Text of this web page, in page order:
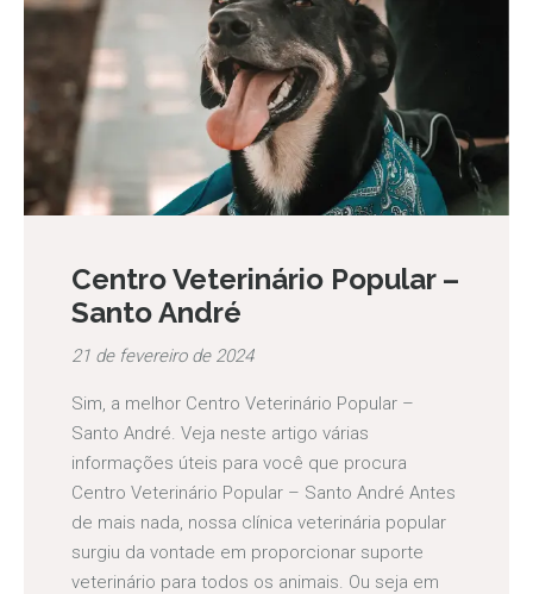
Centro Veterinário Popular –
Santo André
21 de fevereiro de 2024
Sim, a melhor Centro Veterinário Popular –
Santo André. Veja neste artigo várias
informações úteis para você que procura
Centro Veterinário Popular – Santo André Antes
de mais nada, nossa clínica veterinária popular
surgiu da vontade em proporcionar suporte
veterinário para todos os animais. Ou seja em